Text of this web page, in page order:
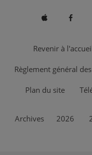
Revenir à
Règlement général
Plan du site
Archives 2026